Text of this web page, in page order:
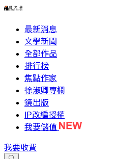
最新消息
文學新聞
全部作品
排行榜
焦點作家
徐淑卿專欄
鏡出版
IP改編授權
我要儲值
我要收費